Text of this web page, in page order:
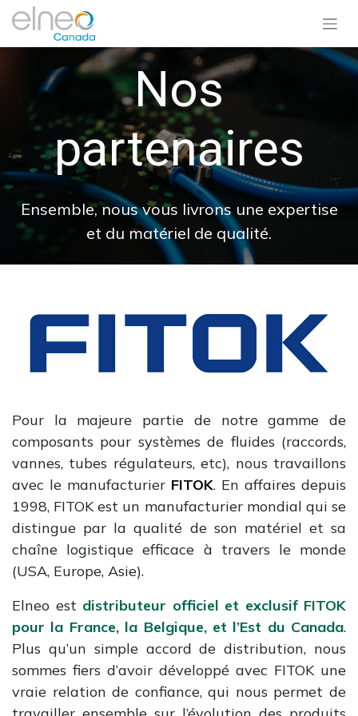
Nos
partenaires
Ensemble, nous vous livrons une expertise
et du matériel de qualité.
Pour la majeure partie de notre gamme de
composants pour systèmes de fluides (raccords,
vannes, tubes régulateurs, etc), nous travaillons
avec le manufacturier FITOK. En affaires depuis
1998, FITOK est un manufacturier mondial qui se
distingue par la qualité de son matériel et sa
chaîne logistique efficace à travers le monde
(USA, Europe, Asie).
Elneo est distributeur officiel et exclusif FITOK
pour la France, la Belgique, et l’Est du Canada.
Plus qu’un simple accord de distribution, nous
sommes fiers d’avoir développé avec FITOK une
vraie relation de confiance, qui nous permet de